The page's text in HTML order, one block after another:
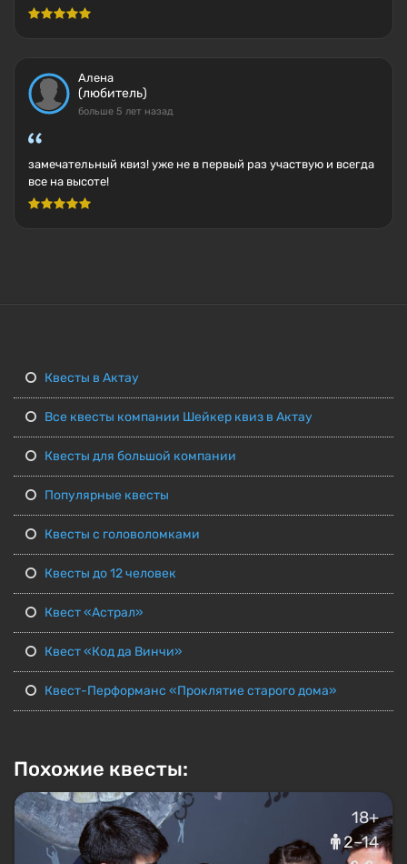
Алена
(любитель)
больше 5 лет назад
замечательный квиз! уже не в первый раз участвую и всегда
все на высоте!
Квесты в Актау
Все квесты компании Шейкер квиз в Актау
Квесты для большой компании
Популярные квесты
Квесты с головоломками
Квесты до 12 человек
Квест «Астрал»
Квест «Код да Винчи»
Квест-Перформанс «Проклятие старого дома»
Похожие квесты:
18+
2–14